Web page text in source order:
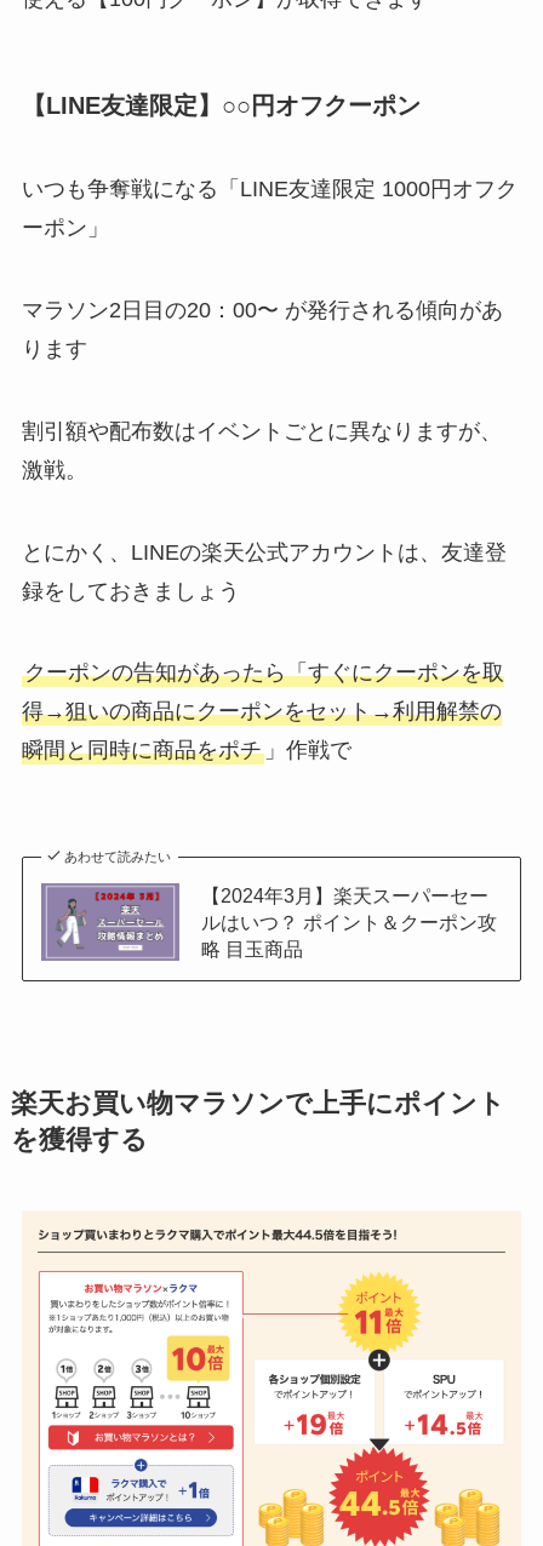
【LINE友達限定】○○円オフクーポン
いつも争奪戦になる「LINE友達限定 1000円オフク
ーポン」
マラソン2日目の20：00〜 が発行される傾向があ
ります
割引額や配布数はイベントごとに異なりますが、
激戦。
とにかく、LINEの楽天公式アカウントは、友達登
録をしておきましょう
クーポンの告知があったら「すぐにクーポンを取
得→狙いの商品にクーポンをセット→利用解禁の
瞬間と同時に商品をポチ」作戦で
あわせて読みたい
【2024年3月】楽天スーパーセー
ルはいつ？ ポイント＆クーポン攻
略 目玉商品
楽天お買い物マラソンで上手にポイント
を獲得する